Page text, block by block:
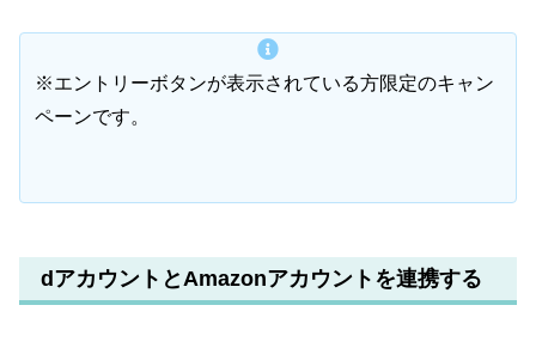
※エントリーボタンが表示されている方限定のキャン
ペーンです。
dアカウントとAmazonアカウントを連携する